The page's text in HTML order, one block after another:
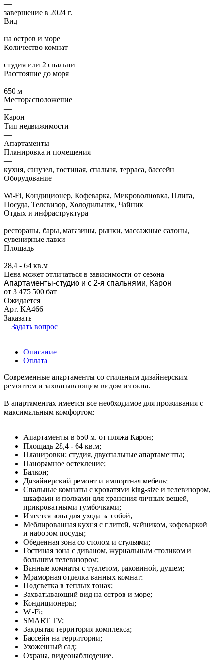
—
завершение в 2024 г.
Вид
—
на остров и море
Количество комнат
—
студия или 2 спальни
Расстояние до моря
—
650 м
Месторасположение
—
Карон
Тип недвижимости
—
Апартаменты
Планировка и помещения
—
кухня, санузел, гостиная, спальня, терраса, бассейн
Оборудование
—
Wi-Fi, Кондиционер, Кофеварка, Микроволновка, Плита,
Посуда, Телевизор, Холодильник, Чайник
Отдых и инфраструктура
—
рестораны, бары, магазины, рынки, массажные салоны,
сувенирные лавки
Площадь
—
28,4 - 64 кв.м
Цена может отличаться в зависимости от сезона
Апартаменты-студио и с 2-я спальнями, Карон
от 3 475 500 бат
Ожидается
Арт. КА466
Заказать
Задать вопрос
Описание
Оплата
Современные апартаменты со стильным дизайнерским
ремонтом и захватывающим видом из окна.
В апартаментах имеется все необходимое для проживания с
максимальным комфортом:
Апартаменты в 650 м. от пляжа Карон;
Площадь 28,4 - 64 кв.м;
Планировки: студия, двуспальные апартаменты;
Панорамное остекление;
Балкон;
Дизайнерский ремонт и импортная мебель;
Спальные комнаты с кроватями king-size и телевизором,
шкафами и полками для хранения личных вещей,
прикроватными тумбочками;
Имеется зона для ухода за собой;
Меблированная кухня с плитой, чайником, кофеваркой
и набором посуды;
Обеденная зона со столом и стульями;
Гостиная зона с диваном, журнальным столиком и
большим телевизором;
Ванные комнаты с туалетом, раковиной, душем;
Мраморная отделка ванных комнат;
Подсветка в теплых тонах;
Захватывающий вид на остров и море;
Кондиционеры;
Wi-Fi;
SMART TV;
Закрытая территория комплекса;
Бассейн на территории;
Ухоженный сад;
Охрана, видеонаблюдение.